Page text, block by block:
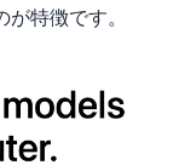
特徴です。